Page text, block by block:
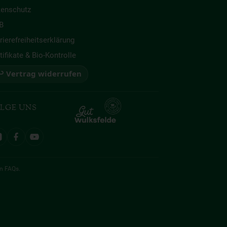
& Bio-Kontrolle
Vertrag widerrufen
UNS
FAQs